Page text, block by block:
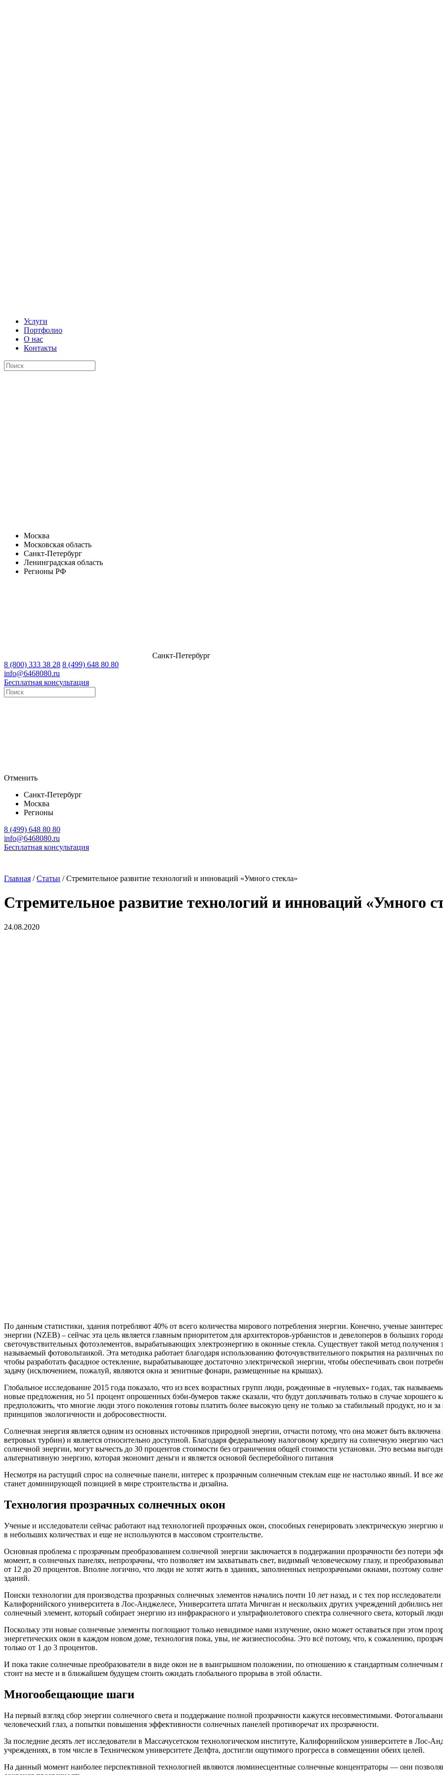
Услуги
Портфолио
О нас
Контакты
Москва
Московская область
Санкт-Петербург
Ленинградская область
Регионы РФ
Санкт-Петербург
8 (800) 333 38 28 8 (499) 648 80 80
info@6468080.ru
Бесплатная консультация
Отменить
Санкт-Петербург
Москва
Регионы
8 (499) 648 80 80
info@6468080.ru
Бесплатная консультация
Главная /Статьи /Стремительное развитие технологий и инноваций «Умного стекла»
Стремительное развитие технологий и инноваций «Умного
24.08.2020
По данным статистики, здания потребляют 40% от всего количества мирового потребления энергии. Конечно, ученые
энергии (NZEB) – сейчас эта цель является главным приоритетом для архитекторов-урбанистов и девелоперов в больших
светочувствительных фотоэлементов, вырабатывающих электроэнергию в оконные стекла. Существует такой метод получения
называемый фотовольтаикой. Эта методика работает благодаря использованию фоточувствительного покрытия на различных
чтобы разработать фасадное остекление, вырабатывающее достаточно электрической энергии, чтобы обеспечивать свои
задачу (исключением, пожалуй, являются окна и зенитные фонари, размещенные на крышах).
Глобальное исследование 2015 года показало, что из всех возрастных групп люди, рожденные в «нулевых» годах, так
новые предложения, но 51 процент опрошенных бэби-бумеров также сказали, что будут доплачивать только в случае хорошего
предположить, что многие люди этого поколения готовы платить более высокую цену не только за стабильный продукт, но и
принципов экологичности и добросовестности.
Солнечная энергия является одним из основных источников природной энергии, отчасти потому, что она может быть
ветровых турбин) и является относительно доступной. Благодаря федеральному налоговому кредиту на солнечную энергию
солнечной энергии, могут вычесть до 30 процентов стоимости без ограничения общей стоимости установки. Это весьма
альтернативную энергию, которая экономит деньги и является основой бесперебойного питания
Несмотря на растущий спрос на солнечные панели, интерес к прозрачным солнечным стеклам еще не настолько явный. И все
станет доминирующей позицией в мире строительства и дизайна.
Технология прозрачных солнечных окон
Ученые и исследователи сейчас работают над технологией прозрачных окон, способных генерировать электрическую
в небольших количествах и еще не используются в массовом строительстве.
Основная проблема с прозрачным преобразованием солнечной энергии заключается в поддержании прозрачности без потери
момент, в солнечных панелях, непрозрачны, что позволяет им захватывать свет, видимый человеческому глазу, и
от 12 до 20 процентов. Вполне логично, что люди не хотят жить в зданиях, заполненных непрозрачными окнами, поэтому
зданий.
Поиски технологии для производства прозрачных солнечных элементов начались почти 10 лет назад, и с тех пор исследователи
Калифорнийского университета в Лос-Анджелесе, Университета штата Мичиган и нескольких других учреждений добились
солнечный элемент, который собирает энергию из инфракрасного и ультрафиолетового спектра солнечного света, который
Поскольку эти новые солнечные элементы поглощают только невидимое нами излучение, окно может оставаться при этом
энергетических окон в каждом новом доме, технология пока, увы, не жизнеспособна. Это всё потому, что, к сожалению,
только от 1 до 3 процентов.
И пока такие солнечные преобразователи в виде окон не в выигрышном положении, по отношению к стандартным
стоит на месте и в ближайшем будущем стоить ожидать глобального прорыва в этой области.
Многообещающие шаги
На первый взгляд сбор энергии солнечного света и поддержание полной прозрачности кажутся несовместимыми.
человеческий глаз, а попытки повышения эффективности солнечных панелей противоречат их прозрачности.
За последние десять лет исследователи в Массачусетском технологическом институте, Калифорнийском университете в Лос-
учреждениях, в том числе в Техническом университете Делфта, достигли ощутимого прогресса в совмещении обеих целей.
На данный момент наиболее перспективной технологией являются люминесцентные солнечные концентраторы — они